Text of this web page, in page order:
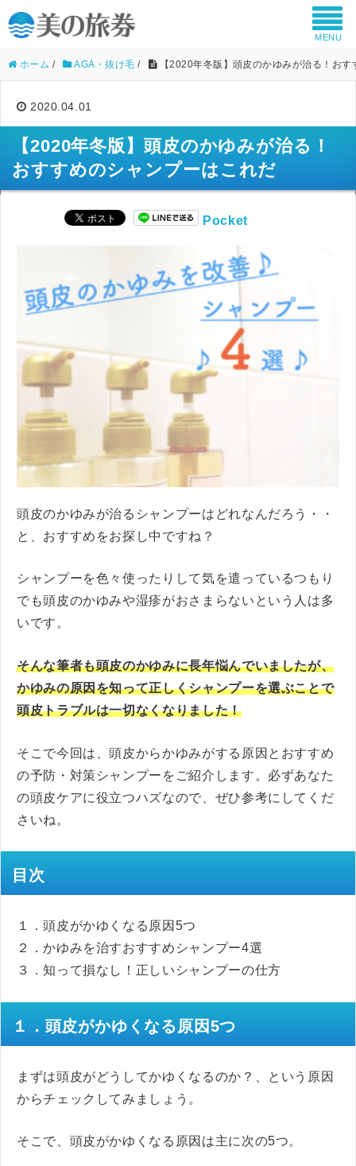
MENU
ホーム / AGA・抜け毛 / 【2020年冬版】頭皮のかゆみが治る！おす
2020.04.01
【2020年冬版】頭皮のかゆみが治る！
おすすめのシャンプーはこれだ
Pocket
頭皮のかゆみが治るシャンプーはどれなんだろう・・
と、おすすめをお探し中ですね？
シャンプーを色々使ったりして気を遣っているつもり
でも頭皮のかゆみや湿疹がおさまらないという人は多
いです。
そんな筆者も頭皮のかゆみに長年悩んでいましたが、
かゆみの原因を知って正しくシャンプーを選ぶことで
頭皮トラブルは一切なくなりました！
そこで今回は、頭皮からかゆみがする原因とおすすめ
の予防・対策シャンプーをご紹介します。必ずあなた
の頭皮ケアに役立つハズなので、ぜひ参考にしてくだ
さいね。
目次
１．頭皮がかゆくなる原因5つ
２．かゆみを治すおすすめシャンプー4選
３．知って損なし！正しいシャンプーの仕方
１．頭皮がかゆくなる原因5つ
まずは頭皮がどうしてかゆくなるのか？、という原因
からチェックしてみましょう。
そこで、頭皮がかゆくなる原因は主に次の5つ。